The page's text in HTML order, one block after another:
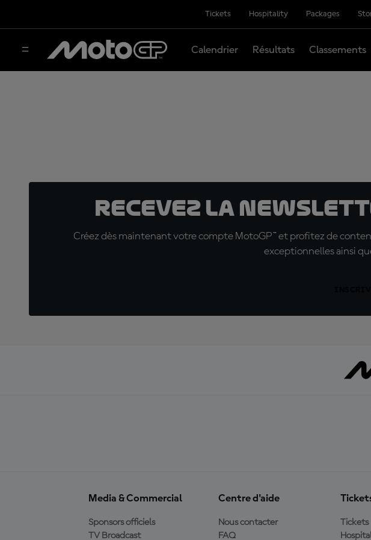
Tickets Hospitality Packages
Calendrier Résultats Classements
Recevez la
Créez dès maintenant votre compte MotoGP™ et profitez de
exceptionnelles ainsi
Media & Commercial
Sponsors officiels
TV Broadcast
Centre d'aide
Nous contacter
FAQ
Tickets